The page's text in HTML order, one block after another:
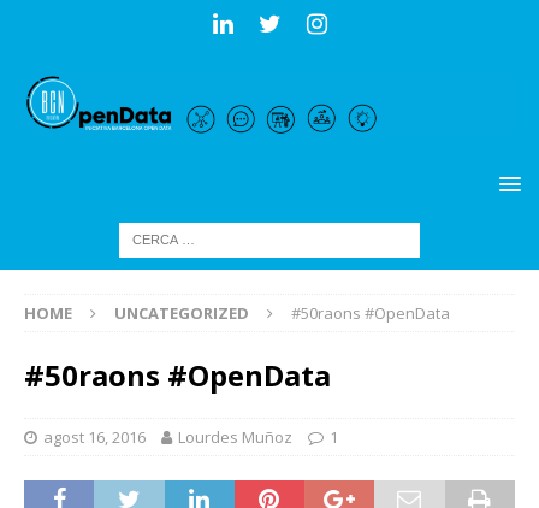
HOME UNCATEGORIZED #50raons #OpenData
#50raons #OpenData
agost 16, 2016 Lourdes Muñoz 1